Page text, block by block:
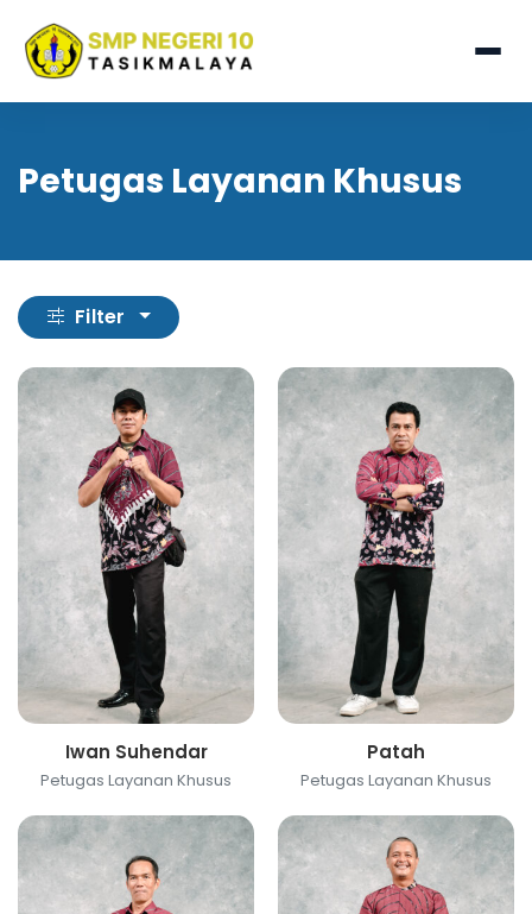
Petugas Layanan Khusus
Filter
Iwan Suhendar
Petugas Layanan Khusus
Patah
Petugas Layanan Khusus